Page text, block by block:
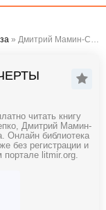
» Дмитрий Мамин-Сибиряк - Черты из жизни Пепко
читать книгу
Дмитрий Мамин-
Онлайн библиотека
без регистрации и
litmir.org.